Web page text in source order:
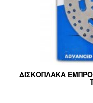
ΔΙΣΚΟΠΛΑΚΑ